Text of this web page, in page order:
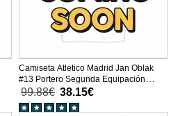
Camiseta Atletico Madrid Jan Oblak
#13 Portero Segunda Equipación
Replica 2025-26 mangas cortas
99.88€ 38.15€